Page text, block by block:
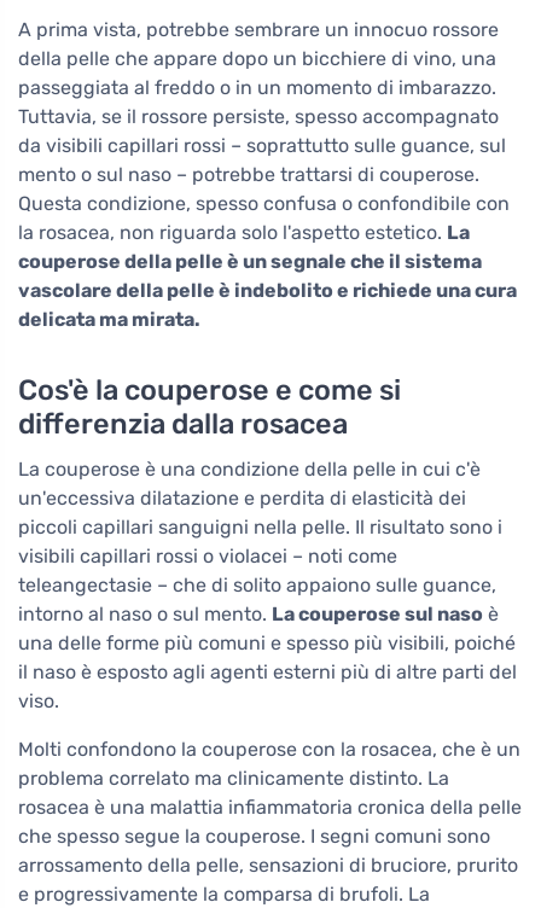
A prima vista, potrebbe sembrare un innocuo rossore
della pelle che appare dopo un bicchiere di vino, una
passeggiata al freddo o in un momento di imbarazzo.
Tuttavia, se il rossore persiste, spesso accompagnato
da visibili capillari rossi – soprattutto sulle guance, sul
mento o sul naso – potrebbe trattarsi di couperose.
Questa condizione, spesso confusa o confondibile con
la rosacea, non riguarda solo l'aspetto estetico. La
couperose della pelle è un segnale che il sistema
vascolare della pelle è indebolito e richiede una cura
delicata ma mirata.
Cos'è la couperose e come si
differenzia dalla rosacea
La couperose è una condizione della pelle in cui c'è
un'eccessiva dilatazione e perdita di elasticità dei
piccoli capillari sanguigni nella pelle. Il risultato sono i
visibili capillari rossi o violacei – noti come
teleangectasie – che di solito appaiono sulle guance,
intorno al naso o sul mento. La couperose sul naso è
una delle forme più comuni e spesso più visibili, poiché
il naso è esposto agli agenti esterni più di altre parti del
viso.
Molti confondono la couperose con la rosacea, che è un
problema correlato ma clinicamente distinto. La
rosacea è una malattia infiammatoria cronica della pelle
che spesso segue la couperose. I segni comuni sono
arrossamento della pelle, sensazioni di bruciore, prurito
e progressivamente la comparsa di brufoli. La